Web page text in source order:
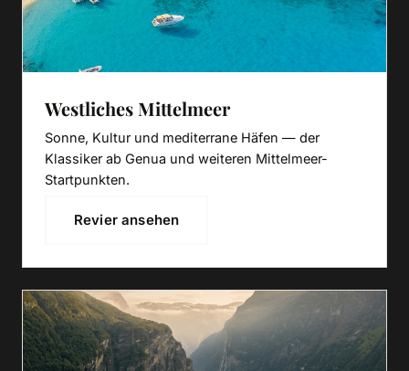
Westliches Mittelmeer
Sonne, Kultur und mediterrane Häfen — der
Klassiker ab Genua und weiteren Mittelmeer-
Startpunkten.
Revier ansehen